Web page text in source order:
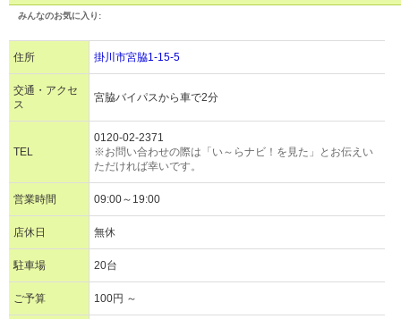
みんなのお気に入り:
住所 掛川市宮脇1-15-5
交通・アクセ
ス
宮脇バイパスから車で2分
TEL
0120-02-2371
※お問い合わせの際は「い～らナビ！を見た」とお伝えい
ただければ幸いです。
営業時間 09:00～19:00
店休日 無休
駐車場 20台
ご予算 100円 ～